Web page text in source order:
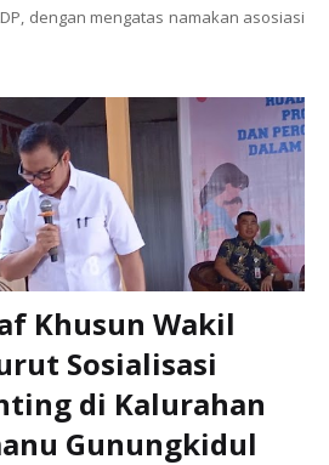
dengan mengatas namakan asosiasi
Khusun Wakil
Sosialisasi
di Kalurahan
Gunungkidul